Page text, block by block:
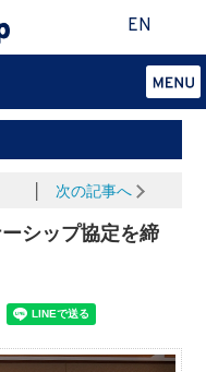
EN
次の記事へ
シップ協定を締